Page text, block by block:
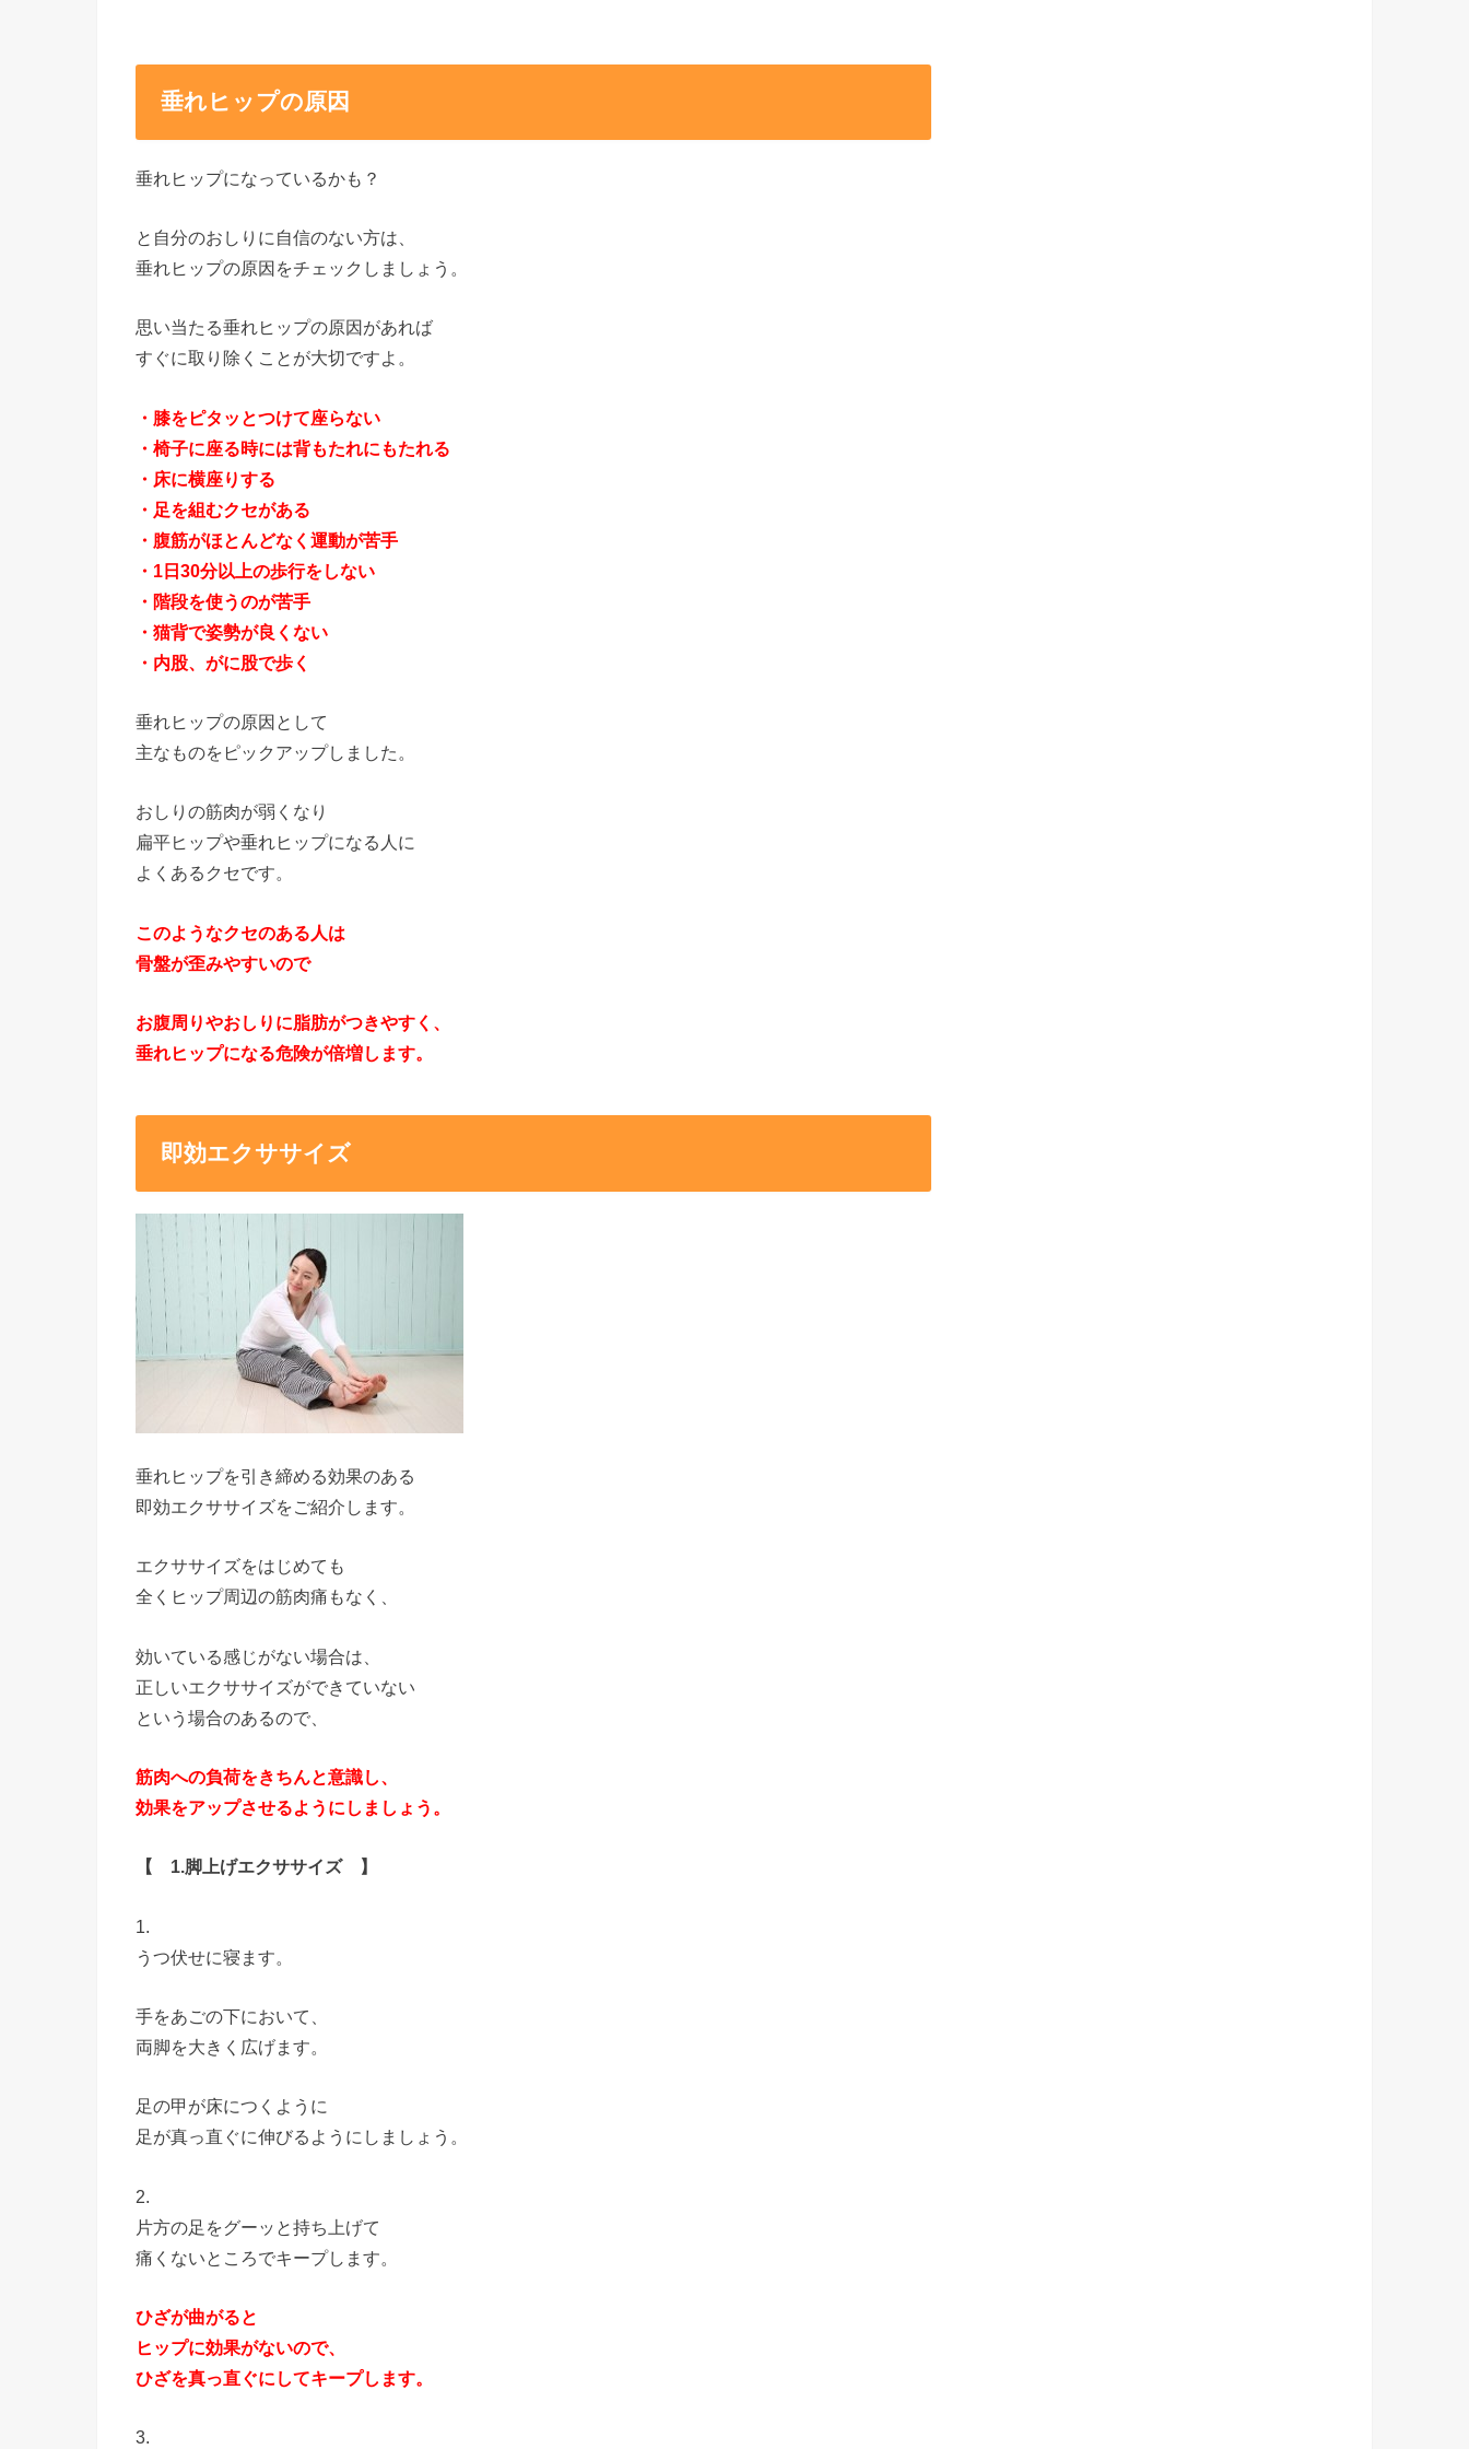
垂れヒップの原因
垂れヒップになっているかも？
と自分のおしりに自信のない方は、
垂れヒップの原因をチェックしましょう。
思い当たる垂れヒップの原因があれば
すぐに取り除くことが大切ですよ。
・膝をピタッとつけて座らない
・椅子に座る時には背もたれにもたれる
・床に横座りする
・足を組むクセがある
・腹筋がほとんどなく運動が苦手
・1日30分以上の歩行をしない
・階段を使うのが苦手
・猫背で姿勢が良くない
・内股、がに股で歩く
垂れヒップの原因として
主なものをピックアップしました。
おしりの筋肉が弱くなり
扁平ヒップや垂れヒップになる人に
よくあるクセです。
このようなクセのある人は
骨盤が歪みやすいので
お腹周りやおしりに脂肪がつきやすく、
垂れヒップになる危険が倍増します。
即効エクササイズ
垂れヒップを引き締める効果のある
即効エクササイズをご紹介します。
エクササイズをはじめても
全くヒップ周辺の筋肉痛もなく、
効いている感じがない場合は、
正しいエクササイズができていない
という場合のあるので、
筋肉への負荷をきちんと意識し、
効果をアップさせるようにしましょう。
【 1.脚上げエクササイズ 】
1.
うつ伏せに寝ます。
手をあごの下において、
両脚を大きく広げます。
足の甲が床につくように
足が真っ直ぐに伸びるようにしましょう。
2.
片方の足をグーッと持ち上げて
痛くないところでキープします。
ひざが曲がると
ヒップに効果がないので、
ひざを真っ直ぐにしてキープします。
3.